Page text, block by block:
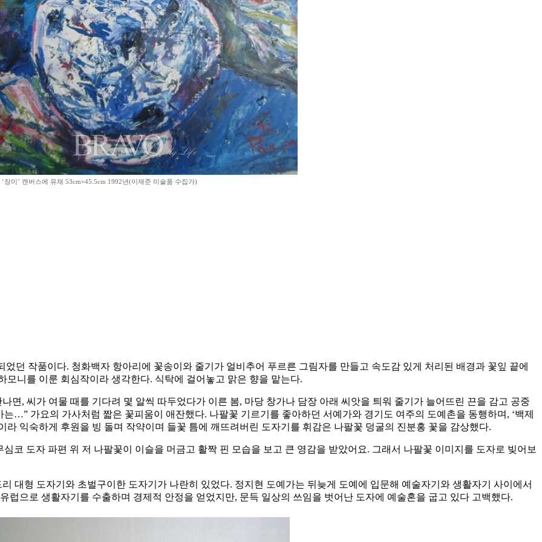
장미’ 캔버스에 유채 53cm×45.5cm 1992년(이재준 미술품 수집가)
던 작품이다. 청화백자 항아리에 꽃송이와 줄기가 얼비추어 푸르른 그림자를 만들고 속도감 있게 처리된 배경과 꽃잎 끝에
니를 이룬 회심작이라 생각한다. 식탁에 걸어놓고 맑은 향을 맡는다.
면, 씨가 여물 때를 기다려 몇 알씩 따두었다가 이른 봄, 마당 창가나 담장 아래 씨앗을 틔워 줄기가 늘어뜨린 끈을 감고 공중
…” 가요의 가사처럼 짧은 꽃피움이 애잔했다. 나팔꽃 기르기를 좋아하던 서예가와 경기도 여주의 도예촌을 동행하며, ‘백제
라 익숙하게 후원을 빙 돌며 작약이며 들꽃 틈에 깨뜨려버린 도자기를 휘감은 나팔꽃 덩굴의 진분홍 꽃을 감상했다.
코 도자 파편 위 저 나팔꽃이 이슬을 머금고 활짝 핀 모습을 보고 큰 영감을 받았어요. 그래서 나팔꽃 이미지를 도자로 빚어보
대형 도자기와 초벌구이한 도자기가 나란히 있었다. 정지현 도예가는 뒤늦게 도예에 입문해 예술자기와 생활자기 사이에서
럽으로 생활자기를 수출하며 경제적 안정을 얻었지만, 문득 일상의 쓰임을 벗어난 도자에 예술혼을 굽고 있다 고백했다.